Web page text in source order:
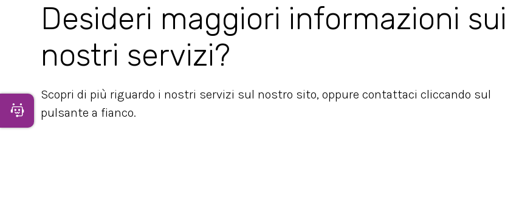
Desideri maggiori informazioni sui
nostri servizi?
Scopri di più riguardo i nostri servizi sul nostro sito, oppure contattaci cliccando sul
pulsante a fianco.
Apri Chatbot